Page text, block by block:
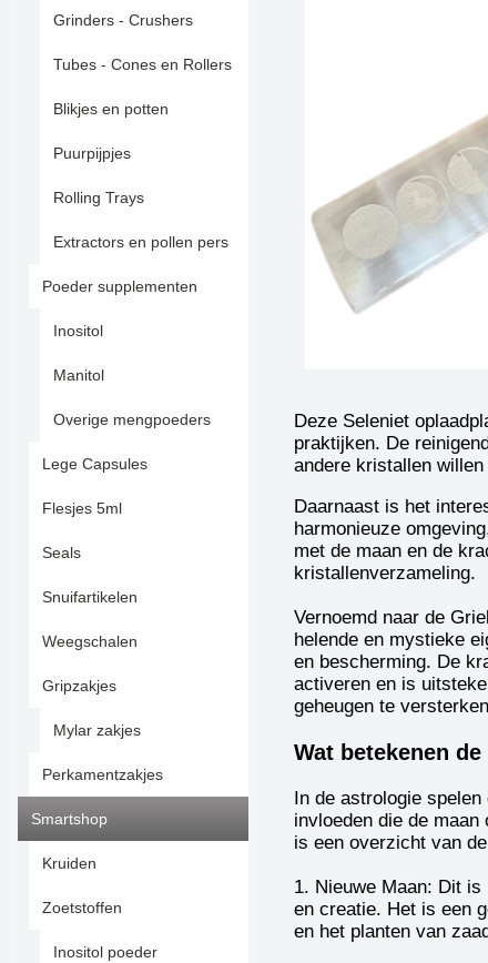
Grinders - Crushers
Tubes - Cones en Rollers
Blikjes en potten
Puurpijpjes
Rolling Trays
Extractors en pollen pers
Poeder supplementen
Inositol
Manitol
Overige mengpoeders
Lege Capsules
Flesjes 5ml
Seals
Snuifartikelen
Weegschalen
Gripzakjes
Mylar zakjes
Perkamentzakjes
Smartshop
Kruiden
Zoetstoffen
Inositol poeder
Deze Seleniet
praktijken. De
andere kristallen
Daarnaast is het
harmonieuze
met de maan en de
kristallenverzameling.
Vernoemd naar de
helende en mystieke
en bescherming. De
activeren en is
geheugen te
Wat betekenen
In de astrologie
invloeden die de
is een overzicht van
1. Nieuwe Maan: Dit
en creatie. Het is een
en het planten van